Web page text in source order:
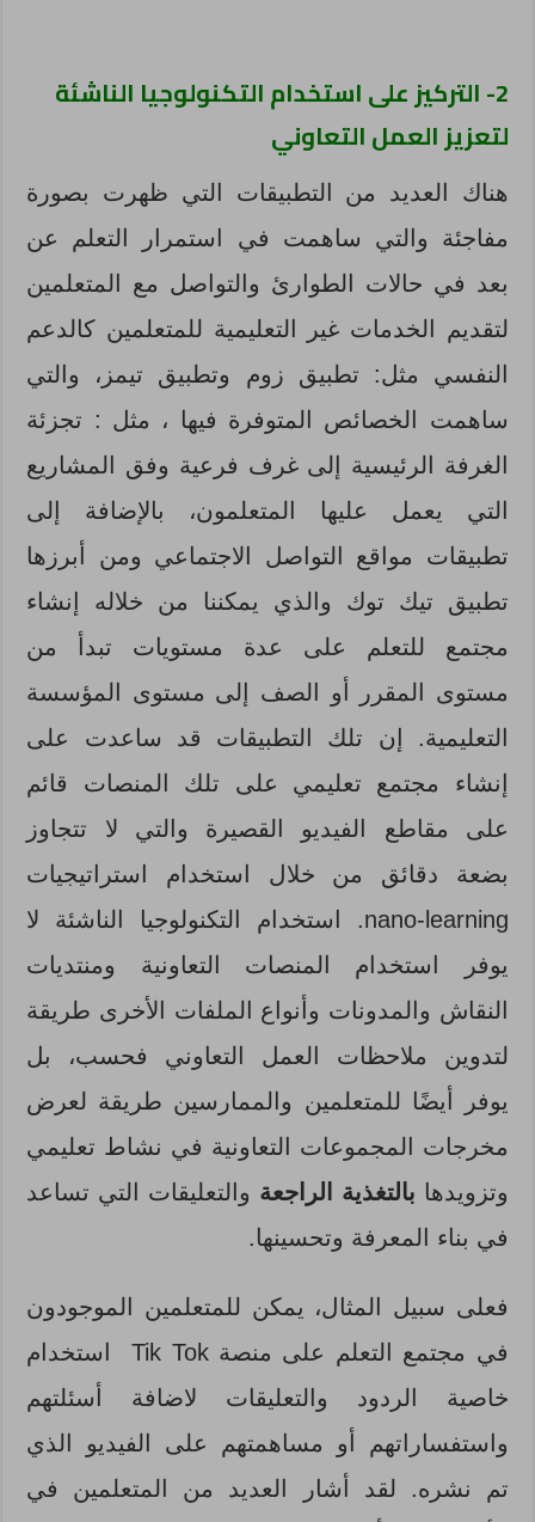
2- التركيز على استخدام التكنولوجيا الناشئة
لتعزيز العمل التعاوني
هناك العديد من التطبيقات التي ظهرت بصورة
مفاجئة والتي ساهمت في استمرار التعلم عن
بعد في حالات الطوارئ والتواصل مع المتعلمين
لتقديم الخدمات غير التعليمية للمتعلمين كالدعم
النفسي مثل: تطبيق زوم وتطبيق تيمز، والتي
ساهمت الخصائص المتوفرة فيها ، مثل : تجزئة
الغرفة الرئيسية إلى غرف فرعية وفق المشاريع
التي يعمل عليها المتعلمون، بالإضافة إلى
تطبيقات مواقع التواصل الاجتماعي ومن أبرزها
تطبيق تيك توك والذي يمكننا من خلاله إنشاء
مجتمع للتعلم على عدة مستويات تبدأ من
مستوى المقرر أو الصف إلى مستوى المؤسسة
التعليمية. إن تلك التطبيقات قد ساعدت على
إنشاء مجتمع تعليمي على تلك المنصات قائم
على مقاطع الفيديو القصيرة والتي لا تتجاوز
بضعة دقائق من خلال استخدام استراتيجيات
nano-learning. استخدام التكنولوجيا الناشئة لا
يوفر استخدام المنصات التعاونية ومنتديات
النقاش والمدونات وأنواع الملفات الأخرى طريقة
لتدوين ملاحظات العمل التعاوني فحسب، بل
يوفر أيضًا للمتعلمين والممارسين طريقة لعرض
مخرجات المجموعات التعاونية في نشاط تعليمي
وتزويدها بالتغذية الراجعة والتعليقات التي تساعد
في بناء المعرفة وتحسينها.
فعلى سبيل المثال، يمكن للمتعلمين الموجودون
في مجتمع التعلم على منصة Tik Tok استخدام
خاصية الردود والتعليقات لاضافة أسئلتهم
واستفساراتهم أو مساهمتهم على الفيديو الذي
تم نشره. لقد أشار العديد من المتعلمين في